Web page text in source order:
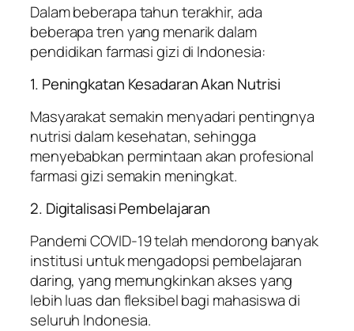
Dalam beberapa tahun terakhir, ada
beberapa tren yang menarik dalam
pendidikan farmasi gizi di Indonesia:
1. Peningkatan Kesadaran Akan Nutrisi
Masyarakat semakin menyadari pentingnya
nutrisi dalam kesehatan, sehingga
menyebabkan permintaan akan profesional
farmasi gizi semakin meningkat.
2. Digitalisasi Pembelajaran
Pandemi COVID-19 telah mendorong banyak
institusi untuk mengadopsi pembelajaran
daring, yang memungkinkan akses yang
lebih luas dan fleksibel bagi mahasiswa di
seluruh Indonesia.